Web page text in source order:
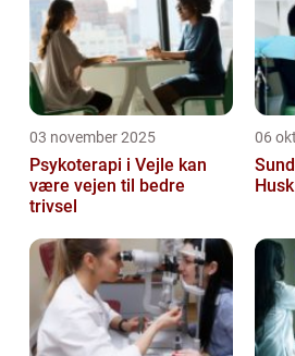
03 november 2025
Psykoterapi i Vejle kan
være vejen til bedre
trivsel
06